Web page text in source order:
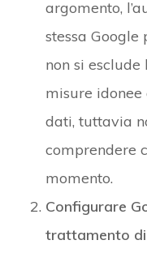
argomento,
stessa Google
non si
misure
dati, tuttavia
comprendere
momento.
Configurare
trattamento